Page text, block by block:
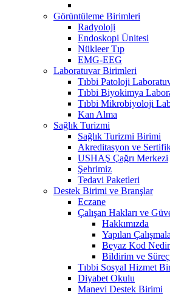
Görüntüleme Birimleri
Radyoloji
Endoskopi Ünitesi
Nükleer Tıp
EMG-EEG
Laboratuvar Birimleri
Tıbbi Patoloji
Tıbbi Biyokimya
Tıbbi Mikrobiyoloji
Kan Alma
Sağlık Turizmi
Sağlık Turizmi Birimi
Akreditasyon ve
USHAŞ Çağrı Merkezi
Şehrimiz
Tedavi Paketleri
Destek Birimi ve Branşlar
Eczane
Çalışan Hakları ve
Hakkımızda
Yapılan
Beyaz Kod
Bildirim ve
Tıbbi Sosyal Hizmet
Diyabet Okulu
Manevi Destek Birimi